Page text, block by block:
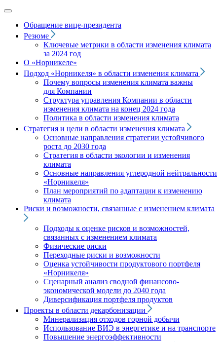
Обращение вице‑президента
Резюме
Ключевые метрики в области изменения климата
за 2024 год
О «Норникеле»
Подход «Норникеля» в области изменения климата
Почему вопросы изменения климата важны
для Компании
Структура управления Компании в области
изменения климата на конец 2024 года
Политика в области изменения климата
Стратегия и цели в области изменения климата
Основные направления стратегии устойчивого
роста до 2030 года
Стратегия в области экологии и изменения
климата
Основные направления углеродной нейтральности
«Норникеля»
План мероприятий по адаптации к изменению
климата
Риски и возможности, связанные с изменением климата
Подходы к оценке рисков и возможностей,
связанных с изменением климата
Физические риски
Переходные риски и возможности
Оценка устойчивости продуктового портфеля
«Норникеля»
Сценарный анализ сводной финансово-
экономической модели до 2040 года
Диверсификация портфеля продуктов
Проекты в области декарбонизации
Минерализация отходов горной добычи
Использование ВИЭ в энергетике и на транспорте
Повышение энергоэффективности